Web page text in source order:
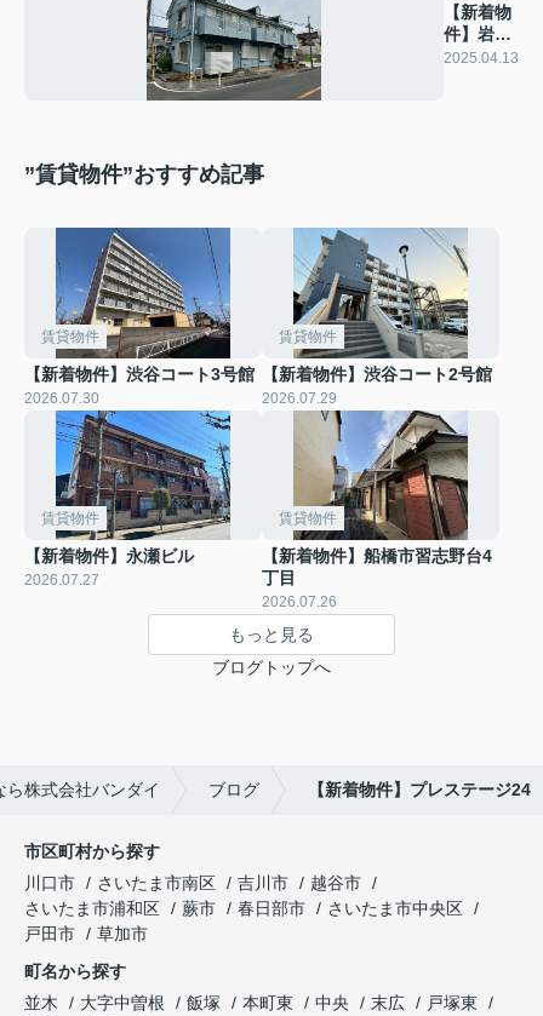
【新着物
件】岩瀬
ハイツ
2025.04.13
”賃貸物件”おすすめ記事
賃貸物件
【新着物件】渋谷コート3号館
2026.07.30
賃貸物件
【新着物件】渋谷コート2号館
2026.07.29
賃貸物件
【新着物件】永瀬ビル
2026.07.27
賃貸物件
【新着物件】船橋市習志野台4
丁目
2026.07.26
もっと見る
ブログトップへ
株式会社バンダイ ブログ 【新着物件】プレステージ24
市区町村から探す
川口市
さいたま市南区 吉川市
越谷市
さいたま市浦和区
蕨市 春日部市
さいたま市中央区
戸田市
草加市
町名から探す
並木
大字中曽根 飯塚 本町東 中央 末広
戸塚東